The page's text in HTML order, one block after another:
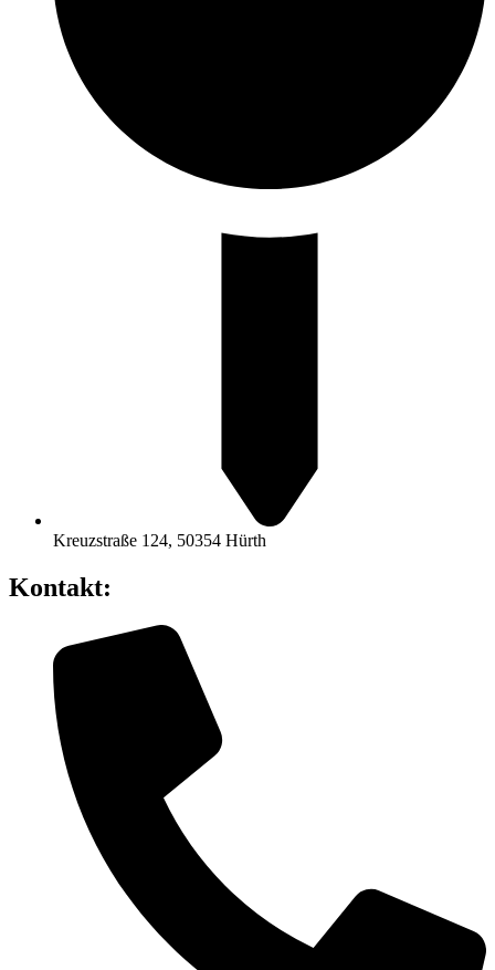
Kreuzstraße 124, 50354 Hürth
Kontakt: